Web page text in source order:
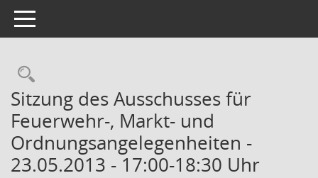
Toggle navigation
Rechercheauswahl
Sitzung des Ausschusses für
Feuerwehr-, Markt- und
Ordnungsangelegenheiten -
23.05.2013 - 17:00-18:30 Uhr